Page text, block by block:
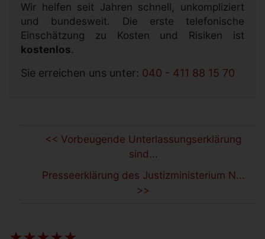
Wir helfen seit Jahren schnell, unkompliziert
und bundesweit. Die erste telefonische
Einschätzung zu Kosten und Risiken ist
kostenlos.
Sie erreichen uns unter: 040 - 411 88 15 70
<< Vorbeugende Unterlassungserklärung
sind...
Presseerklärung des Justizministerium N...
>>